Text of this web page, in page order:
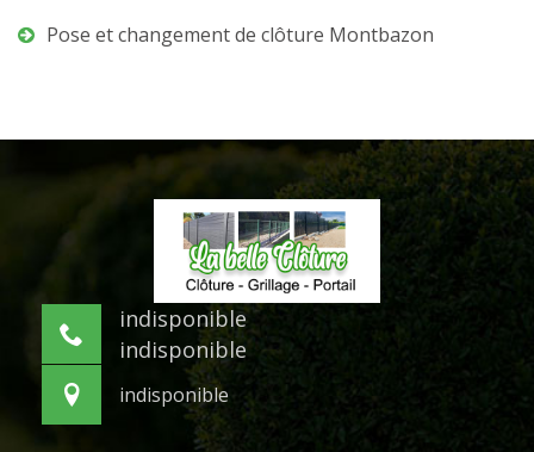
Pose et changement de clôture Montbazon
indisponible
indisponible
indisponible